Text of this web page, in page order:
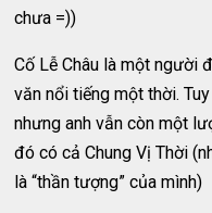
chưa =))
Cố Lễ Châu là một người
văn nổi tiếng một thời.
nhưng anh vẫn còn một
đó có cả Chung Vị Thời
là “thần tượng” của mình)